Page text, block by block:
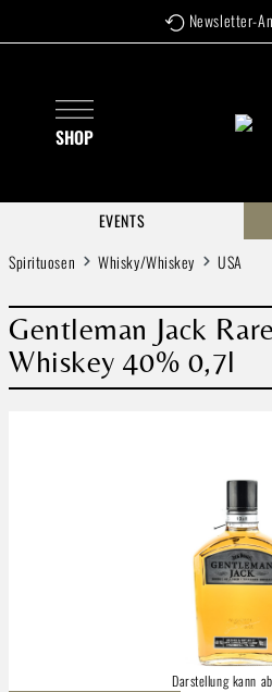
Zum Hauptinhalt springen Newsletter-
SHOP
EVENTS
Spirituosen
Whisky/Whiskey USA
Gentleman Jack Rare
Whiskey 40% 0,7l
Darstellung kann